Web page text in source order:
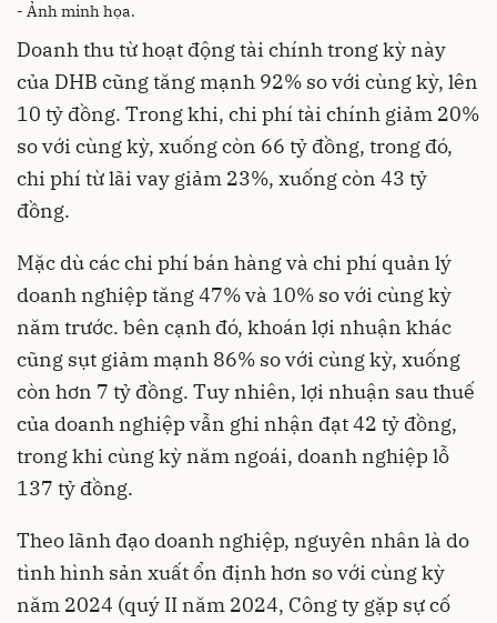
- Ảnh minh họa.
Doanh thu từ hoạt động tài chính trong kỳ này
của DHB cũng tăng mạnh 92% so với cùng kỳ, lên
10 tỷ đồng. Trong khi, chi phí tài chính giảm 20%
so với cùng kỳ, xuống còn 66 tỷ đồng, trong đó,
chi phí từ lãi vay giảm 23%, xuống còn 43 tỷ
đồng.
Mặc dù các chi phí bán hàng và chi phí quản lý
doanh nghiệp tăng 47% và 10% so với cùng kỳ
năm trước. bên cạnh đó, khoán lợi nhuận khác
cũng sụt giảm mạnh 86% so với cùng kỳ, xuống
còn hơn 7 tỷ đồng. Tuy nhiên, lợi nhuận sau thuế
của doanh nghiệp vẫn ghi nhận đạt 42 tỷ đồng,
trong khi cùng kỳ năm ngoái, doanh nghiệp lỗ
137 tỷ đồng.
Theo lãnh đạo doanh nghiệp, nguyên nhân là do
tình hình sản xuất ổn định hơn so với cùng kỳ
năm 2024 (quý II năm 2024, Công ty gặp sự cố